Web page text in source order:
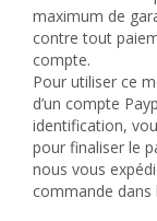
maximum de
contre tout
compte.
Pour utiliser ce
d’un compte
identification,
pour finaliser le
nous vous
commande dans